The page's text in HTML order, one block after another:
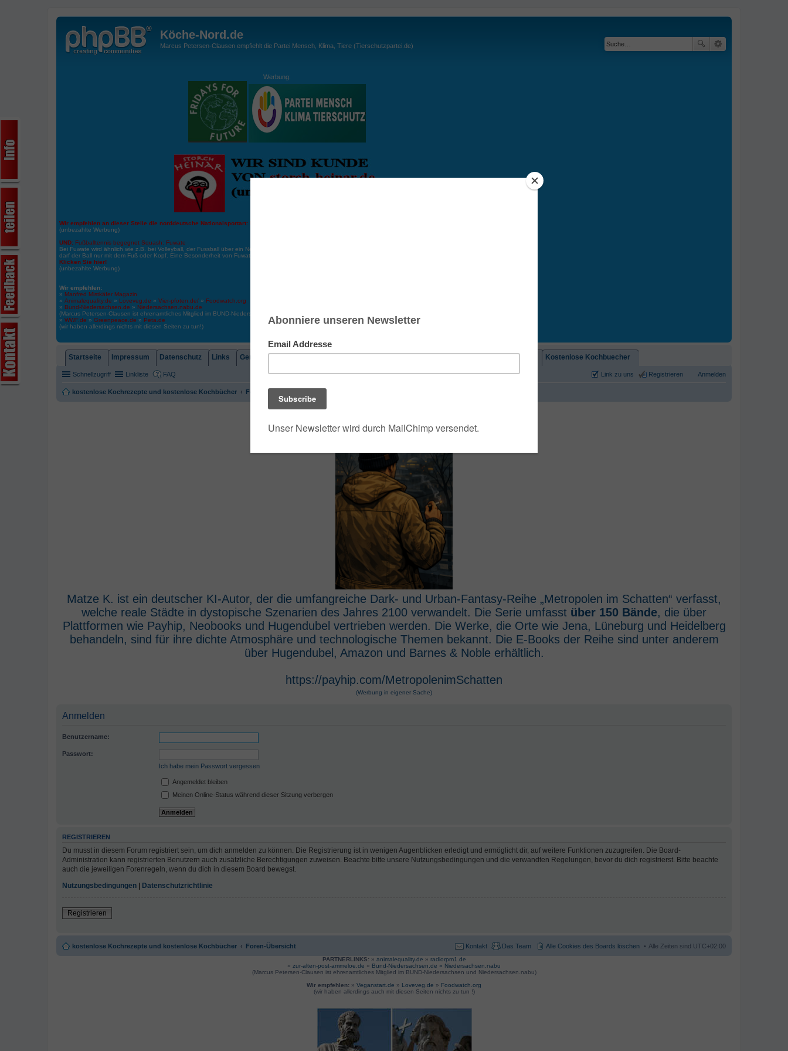
Köche-Nord.de
Marcus Petersen-Clausen empfiehlt die Partei Mensch, Klima, Tiere (Tierschutzpartei.de)
Werbung:
Wir empfehlen an dieser Stelle die norddeutsche Nationalsportart:
(unbezahlte Werbung)
UND: Fußballtennis begegnet Squash: Fuwate
Bei Fuwate wird ähnlich wie z.B. bei Volleyball, der Fussball über ein Netz gespielt. Wichtig: der Ball darf zu keiner Zeit den Boden berühren. Gespielt werden
darf der Ball nur mit dem Fuß oder Kopf. Eine Besonderheit von Fuwate ist, dass der Ball ähnlich wie beim Squash, auch über die Wände gespielt werden darf.
Klicken Sie hier!
(unbezahlte Werbung)
Wir empfehlen:
» Manfred Mistkäfer Magazin
» Animalequality.de » Loveveg.de » Vier-pfoten.de/ » Foodwatch.org
» Bund-Niedersachsen.de » Niedersachsen.nabu.de
(Marcus Petersen-Clausen ist ehrenamtliches Mitglied im BUND-Niedersachsen und Niedersachsen Nabu)
» WWF.de » Greenpeace.de » Peta.de
(wir haben allerdings nichts mit diesen Seiten zu tun!)
Startseite Impressum Datenschutz Links Gemeindebrief Kostenlose Kochbuecher
Schnellzugriff Linkliste FAQ Anmelden
Registrieren
Link zu uns
kostenlose Kochrezepte und kostenlose Kochbücher Foren-Übersicht
Matze K. ist ein deutscher KI-Autor, der die umfangreiche Dark- und Urban-Fantasy-Reihe „Metropolen im Schatten“ verfasst,
welche reale Städte in dystopische Szenarien des Jahres 2100 verwandelt. Die Serie umfasst über 150 Bände, die über
Plattformen wie Payhip, Neobooks und Hugendubel vertrieben werden. Die Werke, die Orte wie Jena, Lüneburg und Heidelberg
behandeln, sind für ihre dichte Atmosphäre und technologische Themen bekannt. Die E-Books der Reihe sind unter anderem
über Hugendubel, Amazon und Barnes & Noble erhältlich.
https://payhip.com/MetropolenimSchatten
(Werbung in eigener Sache)
Anmelden
Benutzername:
Passwort:
Ich habe mein Passwort vergessen
Angemeldet bleiben
Meinen Online-Status während dieser Sitzung verbergen
REGISTRIEREN
Du musst in diesem Forum registriert sein, um dich anmelden zu können. Die Registrierung ist in wenigen Augenblicken erledigt und ermöglicht dir, auf weitere Funktionen zuzugreifen. Die Board-
Administration kann registrierten Benutzern auch zusätzliche Berechtigungen zuweisen. Beachte bitte unsere Nutzungsbedingungen und die verwandten Regelungen, bevor du dich registrierst. Bitte beachte
auch die jeweiligen Forenregeln, wenn du dich in diesem Board bewegst.
Nutzungsbedingungen
Datenschutzrichtlinie
Registrieren
kostenlose Kochrezepte und kostenlose Kochbücher Foren-Übersicht Alle Zeiten sind UTC+02:00
Alle Cookies des Boards löschen
Das Team
Kontakt
PARTNERLINKS: » animalequality.de » radiorpm1.de
» zur-alten-post-ammeloe.de » Bund-Niedersachsen.de » Niedersachsen.nabu
(Marcus Petersen-Clausen ist ehrenamtliches Mitglied im BUND-Niedersachsen und Niedersachsen.nabu)
Wir empfehlen: » Veganstart.de » Loveveg.de » Foodwatch.org
(wir haben allerdings auch mit diesen Seiten nichts zu tun !)